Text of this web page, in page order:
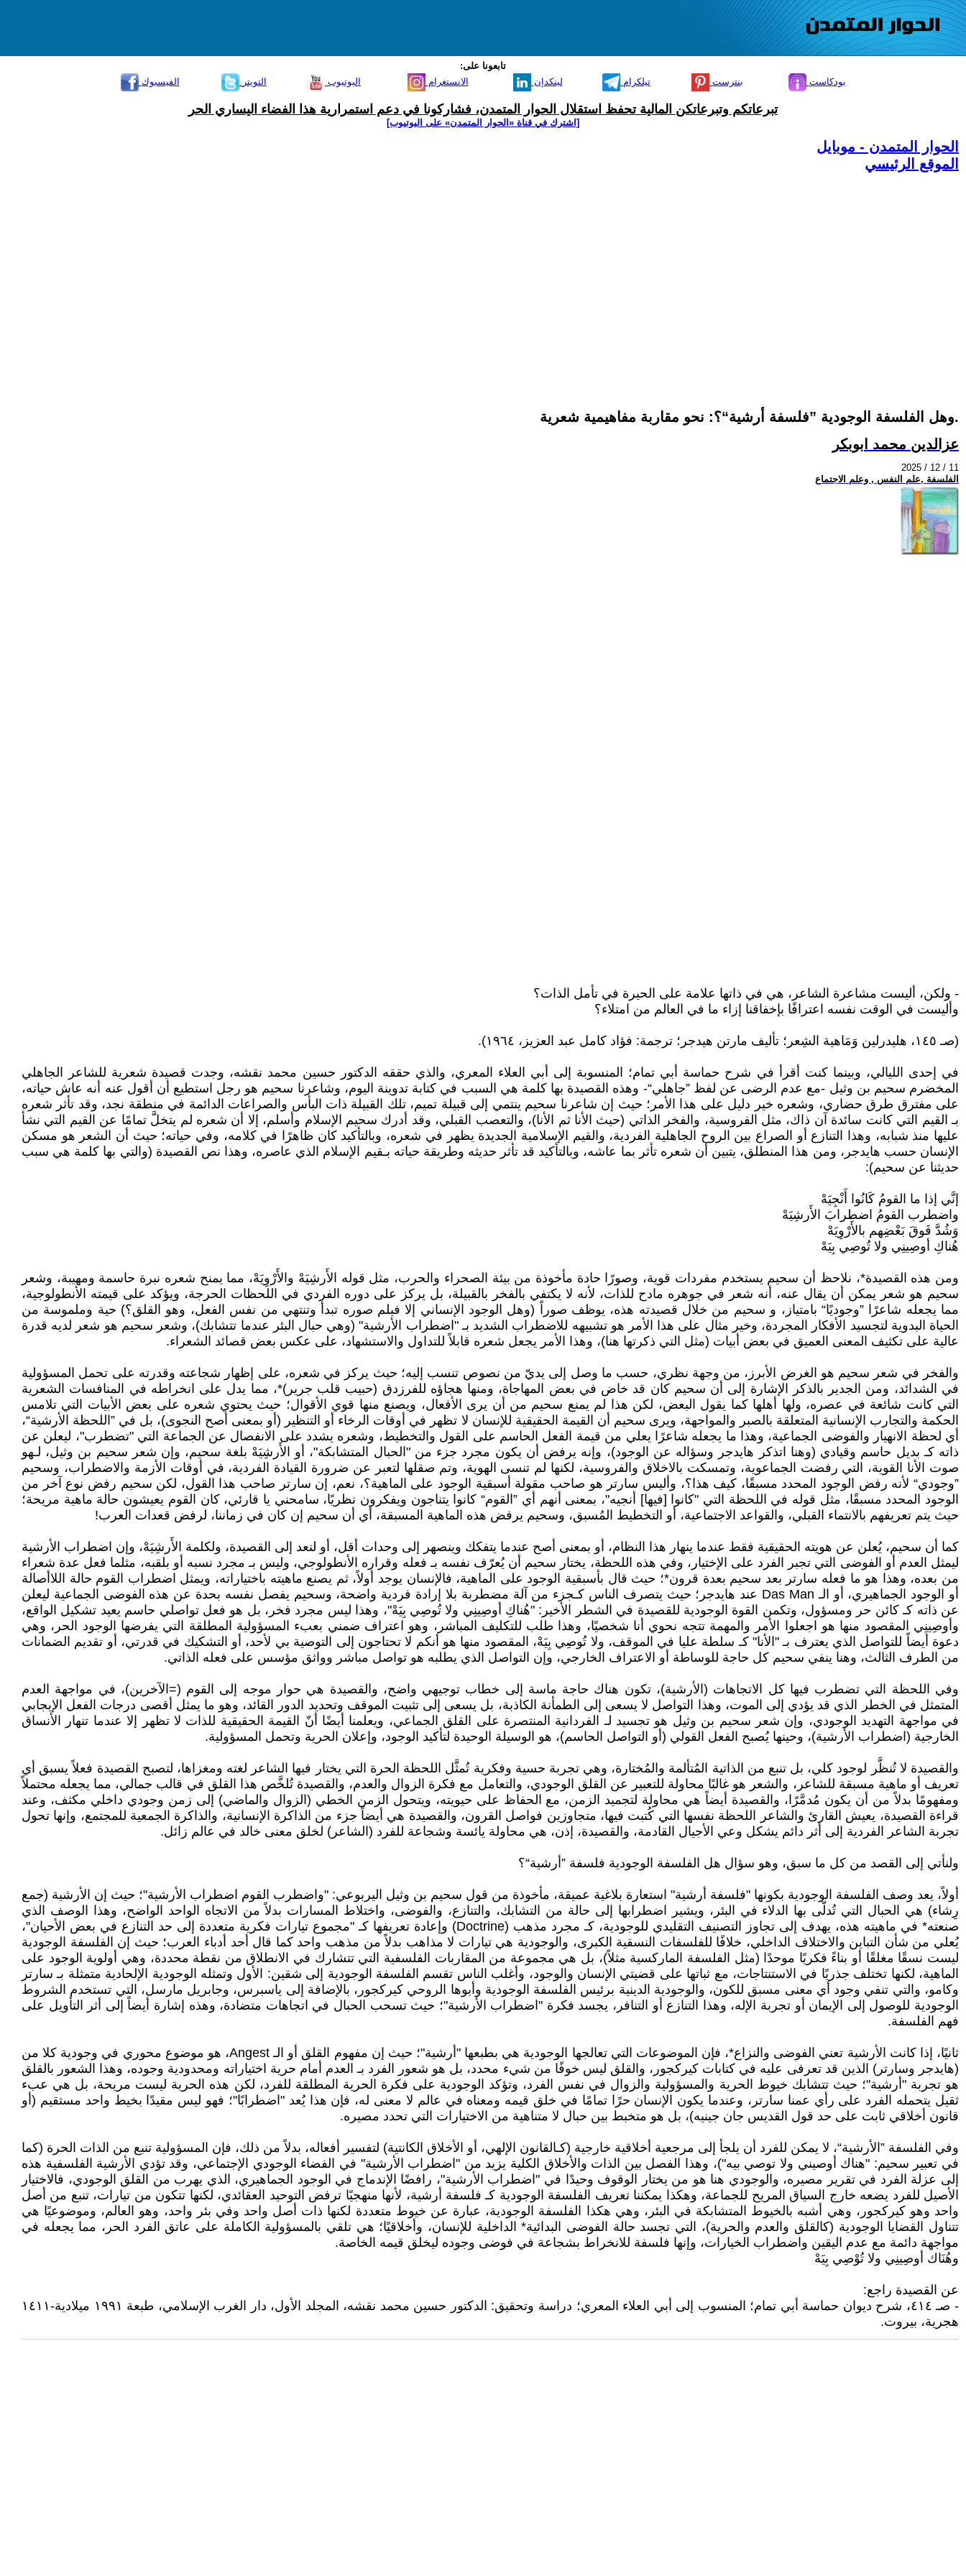
تابعونا على:
الفيسبوك
التويتر اليوتيوب الانستغرام لينكدإن تيلكرام بنترست بودكاست
تبرعاتكم وتبرعاتكن المالية تحفظ استقلال الحوار المتمدن، فشاركونا في دعم استمرارية هذا الفضاء اليساري الحر
[اشترك في قناة ‫«الحوار المتمدن» على اليوتيوب]
الحوار المتمدن - موبايل
الموقع الرئيسي
وهل الفلسفة الوجودية ”فلسفة أرشية“؟: نحو مقاربة مفاهيمية شعرية.
عزالدين محمد ابوبكر
2025 / 12 / 11
الفلسفة ,علم النفس , وعلم الاجتماع
- ولكن، أليست مشاعرة الشاعر، هي في ذاتها علامة على الحيرة في تأمل الذات؟
وأليست في الوقت نفسه اعترافًا بإخفاقنا إزاء ما في العالم من امتلاء؟
(صـ ١٤٥، هليدرلين وَمَاهية الشِعر؛ تأليف مارتن هيدجر؛ ترجمة: فؤاد كامل عبد العزيز، ١٩٦٤).
في إحدى الليالي، وبينما كنت أقرأ في شرح حماسة أبي تمام؛ المنسوبة إلى أبي العلاء المعري، والذي حققه الدكتور حسين محمد نقشه، وجدت قصيدة شعرية للشاعر الجاهلي
المخضرم سحيم بن وثيل -مع عدم الرضى عن لفظ ”جاهلي“- وهذه القصيدة بها كلمة هي السبب في كتابة تدوينة اليوم، وشاعرنا سحيم هو رجل استطيع أن أقول عنه أنه عاش حياته،
على مفترق طرق حضاري، وشعره خير دليل على هذا الأمر؛ حيث إن شاعرنا سحيم ينتمي إلى قبيلة تميم، تلك القبيلة ذات البأس والصراعات الدائمة في منطقة نجد، وقد تأثر شعره
بـ القيم التي كانت سائدة آن ذاك، مثل الفروسية، والفخر الذاتي (حيث الأنا ثم الأنا)، والتعصب القبلي، وقد أدرك سحيم الإسلام وأسلم، إلا أن شعره لم يتخلَّ تمامًا عن القيم التي نشأ
عليها منذ شبابه، وهذا التنازع أو الصراع بين الروح الجاهلية الفردية، والقيم الإسلامية الجديدة يظهر في شعره، وبالتأكيد كان ظاهرًا في كلامه، وفي حياته؛ حيث أن الشعر هو مسكن
الإنسان حسب هايدجر، ومن هذا المنطلق، يتبين أن شعره تأثر بما عاشه، وبالتأكيد قد تأثر حديثه وطريقة حياته بـقيم الإسلام الذي عاصره، وهذا نص القصيدة (والتي بها كلمة هي سبب
حديثنا عن سحيم):
إنَّي إذا ما القومُ كَانُوا أَنْجِيَهْ
واضطرب القومُ اضطرابَ الأَرشِيَهْ
وَشُدَّ فَوقَ بَعْضِهم بالأَرْوِيَهْ
هُناكِ أوصِينِي ولا تُوصِي بِيَهْ
ومن هذه القصيدة*، نلاحظ أن سحيم يستخدم مفردات قوية، وصورًا حادة مأخوذة من بيئة الصحراء والحرب، مثل قوله الأَرشِيَهْ والأَرْوِيَهْ، مما يمنح شعره نبرة حاسمة ومهيبة، وشعر
سحيم هو شعر يمكن أن يقال عنه، أنه شعر في جوهره مادح للذات، لأنه لا يكتفي بالفخر بالقبيلة، بل يركز على دوره الفردي في اللحظات الحرجة، ويؤكد على قيمته الأنطولوجية،
مما يجعله شاعرًا ”وجوديًا“ بامتياز، و سحيم من خلال قصيدته هذه، يوظف صوراً (وهل الوجود الإنساني إلا فيلم صوره تبدأ وتنتهي من نفس الفعل، وهو القلق؟) حية وملموسة من
الحياة البدوية لتجسيد الأفكار المجردة، وخير مثال على هذا الأمر هو تشبيهه للاضطراب الشديد بـ "اضطراب الأرشية" (وهي حبال البئر عندما تتشابك)، وشعر سحيم هو شعر لديه قدرة
عالية على تكثيف المعنى العميق في بعض أبيات (مثل التي ذكرتها هنا)، وهذا الأمر يجعل شعره قابلاً للتداول والاستشهاد، على عكس بعض قصائد الشعراء.
والفخر في شعر سحيم هو الغرض الأبرز، من وجهة نظري، حسب ما وصل إلى يديّ من نصوص تنسب إليه؛ حيث يركز في شعره، على إظهار شجاعته وقدرته على تحمل المسؤولية
في الشدائد، ومن الجدير بالذكر الإشارة إلى أن سحيم كان قد خاض في بعض المهاجاة، ومنها هجاؤه للفرزدق (حبيب قلب جرير)*، مما يدل على انخراطه في المنافسات الشعرية
التي كانت شائعة في عصره، ولها أهلها كما يقول البعض، لكن هذا لم يمنع سحيم من أن يرى الأفعال، ويصنع منها قوي الأقوال؛ حيث يحتوي شعره على بعض الأبيات التي تلامس
الحكمة والتجارب الإنسانية المتعلقة بالصبر والمواجهة، ويرى سحيم أن القيمة الحقيقية للإنسان لا تظهر في أوقات الرخاء أو التنظير (أو بمعنى أصح النجوى)، بل في ”اللحظة الأرشية“،
أي لحظة الانهيار والفوضى الجماعية، وهذا ما يجعله شاعرًا يعلي من قيمة الفعل الحاسم على القول والتخطيط، وشعره يشدد على الانفصال عن الجماعة التي "تضطرب"، ليعلن عن
ذاته كـ بديل حاسم وقيادي (وهنا اتذكر هايدجر وسؤاله عن الوجود)، وإنه يرفض أن يكون مجرد جزء من "الحبال المتشابكة"، أو الأَرشِيَهْ بلغة سحيم، وإن شعر سحيم بن وثيل، لـهو
صوت الأنا القوية، التي رفضت الجماعوية، وتمسكت بالاخلاق والفروسية، لكنها لم تنسى الهوية، وتم صقلها لتعبر عن ضرورة القيادة الفردية، في أوقات الأزمة والاضطراب، وسحيم
”وجودي“ لأنه رفض الوجود المحدد مسبقًا، كيف هذا؟، وأليس سارتر هو صاحب مقولة أسبقية الوجود على الماهية؟، نعم، إن سارتر صاحب هذا القول، لكن سحيم رفض نوع آخر من
الوجود المحدد مسبقًا، مثل قوله في اللحظة التي "كانوا [فيها] أنجيه"، بمعنى أنهم أي ”القوم“ كانوا يتناجون ويفكرون نظريًا، سامحني يا قارئي، كان القوم يعيشون حالة ماهية مريحة؛
حيث يتم تعريفهم بالانتماء القبلي، والقواعد الاجتماعية، أو التخطيط المُسبق، وسحيم يرفض هذه الماهية المسبقة، أي أن سحيم إن كان في زماننا، لرفض قعدات العرب!
كما أن سحيم، يُعلن عن هويته الحقيقية فقط عندما ينهار هذا النظام، أو بمعنى أصح عندما يتفكك وينصهر إلى وحدات أقل، أو لنعد إلى القصيدة، ولكلمة الأَرشِيَهْ، وإن اضطراب الأرشية
ليمثل العدم أو الفوضى التي تجبر الفرد على الإختيار، وفي هذه اللحظة، يختار سحيم أن يُعرّف نفسه بـ فعله وقراره الأنطولوجي، وليس بـ مجرد نسبه أو بلقبه، مثلما فعل عدة شعراء
من بعده، وهذا هو ما فعله سارتر بعد سحيم بعدة قرون*؛ حيث قال بأسبقية الوجود على الماهية، فالإنسان يوجد أولاً، ثم يصنع ماهيته باختياراته، ويمثل اضطراب القوم حالة اللاأصالة
أو الوجود الجماهيري، أو الـ Das Man عند هايدجر؛ حيث يتصرف الناس كـجزء من آلة مضطربة بلا إرادة فردية واضحة، وسحيم يفصل نفسه بحدة عن هذه الفوضى الجماعية ليعلن
عن ذاته كـ كائن حر ومسؤول، وتكمن القوة الوجودية للقصيدة في الشطر الأخير: "هُناكِ أوصِينِي ولا تُوصِي بِيَهْ"، وهذا ليس مجرد فخر، بل هو فعل تواصلي حاسم يعيد تشكيل الواقع،
وأوصِينِي المقصود منها هو اجعلوا الأمر والمهمة تتجه نحوي أنا شخصيًا، وهذا طلب للتكليف المباشر، وهو اعتراف ضمني بعبء المسؤولية المطلقة التي يفرضها الوجود الحر، وهي
دعوة أيضاً للتواصل الذي يعترف بـ "الأنا" كـ سلطة عليا في الموقف، ولا تُوصِي بِيَهْ، المقصود منها هو أنكم لا تحتاجون إلى التوصية بي لأحد، أو التشكيك في قدرتي، أو تقديم الضمانات
من الطرف الثالث، وهنا ينفي سحيم كل حاجة للوساطة أو الاعتراف الخارجي، وإن التواصل الذي يطلبه هو تواصل مباشر وواثق مؤسس على فعله الذاتي.
وفي اللحظة التي تضطرب فيها كل الاتجاهات (الأرشية)، تكون هناك حاجة ماسة إلى خطاب توجيهي واضح، والقصيدة هي حوار موجه إلى القوم (=الآخرين)، في مواجهة العدم
المتمثل في الخطر الذي قد يؤدي إلى الموت، وهذا التواصل لا يسعى إلى الطمأنة الكاذبة، بل يسعى إلى تثبيت الموقف وتحديد الدور القائد، وهو ما يمثل أقصى درجات الفعل الإيجابي
في مواجهة التهديد الوجودي، وإن شعر سحيم بن وثيل هو تجسيد لـ الفردانية المنتصرة على القلق الجماعي، ويعلمنا أيضًا أنّ القيمة الحقيقية للذات لا تظهر إلا عندما تنهار الأنساق
الخارجية (اضطراب الأرشية)، وحينها يُصبح الفعل القولي (أو التواصل الحاسم)، هو الوسيلة الوحيدة لتأكيد الوجود، وإعلان الحرية وتحمل المسؤولية.
والقصيدة لا تُنظَّر لوجود كلي، بل تنبع من الذاتية المُتألمة والمُختارة، وهي تجربة حسية وفكرية تُمثَّل اللحظة الحرة التي يختار فيها الشاعر لغته ومغزاها، لتصبح القصيدة فعلاً يسبق أي
تعريف أو ماهية مسبقة للشاعر، والشعر هو غالبًا محاولة للتعبير عن القلق الوجودي، والتعامل مع فكرة الزوال والعدم، والقصيدة تُلخَّص هذا القلق في قالب جمالي، مما يجعله محتملاً
ومفهومًا بدلاً من أن يكون مُدمَّرًا، والقصيدة أيضاً هي محاولة لتجميد الزمن، مع الحفاظ على حيويته، ويتحول الزمن الخطي (الزوال والماضي) إلى زمن وجودي داخلي مكثف، وعند
قراءة القصيدة، يعيش القارئ والشاعر اللحظة نفسها التي كُتبت فيها، متجاوزين فواصل القرون، والقصيدة هي أيضاً جزء من الذاكرة الإنسانية، والذاكرة الجمعية للمجتمع، وإنها تحول
تجربة الشاعر الفردية إلى أثر دائم يشكل وعي الأجيال القادمة، والقصيدة، إذن، هي محاولة يائسة وشجاعة للفرد (الشاعر) لخلق معنى خالد في عالم زائل.
ولنأتي إلى القصد من كل ما سبق، وهو سؤال هل الفلسفة الوجودية فلسفة ”أرشية“؟
أولاً، يعد وصف الفلسفة الوجودية بكونها "فلسفة أرشية" استعارة بلاغية عميقة، مأخوذة من قول سحيم بن وثيل اليربوعي: "واضطرب القوم اضطراب الأرشية"؛ حيث إن الأرشية (جمع
رِشاء) هي الحبال التي تُدلّى بها الدلاء في البئر، ويشير اضطرابها إلى حالة من التشابك، والتنازع، والفوضى، واختلاط المسارات بدلاً من الاتجاه الواحد الواضح، وهذا الوصف الذي
صنعته* في ماهيته هذه، يهدف إلى تجاوز التصنيف التقليدي للوجودية، كـ مجرد مذهب (Doctrine) وإعادة تعريفها كـ "مجموع تيارات فكرية متعددة إلى حد التنازع في بعض الأحيان"،
يُعلي من شأن التباين والاختلاف الداخلي، خلافًا للفلسفات النسقية الكبرى، والوجودية هي تيارات لا مذاهب بدلاً من مذهب واحد كما قال أحد أدباء العرب؛ حيث إن الفلسفة الوجودية
ليست نسقًا مغلقًا أو بناءً فكريًا موحدًا (مثل الفلسفة الماركسية مثلاً)، بل هي مجموعة من المقاربات الفلسفية التي تتشارك في الانطلاق من نقطة محددة، وهي أولوية الوجود على
الماهية، لكنها تختلف جذريًا في الاستنتاجات، مع ثباتها على قضيتي الإنسان والوجود، وأغلب الناس تقسم الفلسفة الوجودية إلى شقين: الأول وتمثله الوجودية الإلحادية متمثلة بـ سارتر
وكامو، والتي تنفي وجود أي معنى مسبق للكون، والوجودية الدينية برئيس الفلسفة الوجودية وأبوها الروحي كيركجور، بالإضافة إلى ياسبرس، وجابريل مارسل، التي تستخدم الشروط
الوجودية للوصول إلى الإيمان أو تجربة الإله، وهذا التنازع أو التنافر، يجسد فكرة "اضطراب الأرشية"؛ حيث تسحب الحبال في اتجاهات متضادة، وهذه إشارة أيضاً إلى أثر التأويل على
فهم الفلسفة.
ثانيًا، إذا كانت الأرشية تعني الفوضى والنزاع*، فإن الموضوعات التي تعالجها الوجودية هي بطبعها "أرشية"؛ حيث إن مفهوم القلق أو الـ Angest، هو موضوع محوري في وجودية كلا من
(هايدجر وسارتر) الذين قد تعرفى عليه في كتابات كيركجور، والقلق ليس خوفًا من شيء محدد، بل هو شعور الفرد بـ العدم أمام حرية اختياراته ومحدودية وجوده، وهذا الشعور بالقلق
هو تجربة "أرشية"؛ حيث تتشابك خيوط الحرية والمسؤولية والزوال في نفس الفرد، وتؤكد الوجودية على فكرة الحرية المطلقة للفرد، لكن هذه الحرية ليست مريحة، بل هي عبء
ثقيل يتحمله الفرد على رأي عمنا سارتر، وعندما يكون الإنسان حرًا تمامًا في خلق قيمه ومعناه في عالم لا معنى له، فإن هذا يُعد "اضطرابًا"؛ فهو ليس مقيدًا بخيط واحد مستقيم (أو
قانون أخلاقي ثابت على حد قول القديس جان جينيه)، بل هو متخبط بين حبال لا متناهية من الاختيارات التي تحدد مصيره.
وفي الفلسفة ”الأرشية“، لا يمكن للفرد أن يلجأ إلى مرجعية أخلاقية خارجية (كـالقانون الإلهي، أو الأخلاق الكانتية) لتفسير أفعاله، بدلاً من ذلك، فإن المسؤولية تنبع من الذات الحرة (كما
في تعبير سحيم: "هناك أوصيني ولا توصي بيه")، وهذا الفصل بين الذات والأخلاق الكلية يزيد من "اضطراب الأرشية" في الفضاء الوجودي الإجتماعي، وقد تؤدي الأرشية الفلسفية هذه
إلى عزلة الفرد في تقرير مصيره، والوجودي هنا هو من يختار الوقوف وحيدًا في "اضطراب الأرشية"، رافضًا الإندماج في الوجود الجماهيري، الذي يهرب من القلق الوجودي، فالاختيار
الأصيل للفرد يضعه خارج السياق المريح للجماعة، وهكذا يمكننا تعريف الفلسفة الوجودية كـ فلسفة أرشية، لأنها منهجيًا ترفض التوحيد العقائدي، لكنها تتكون من تيارات، تنبع من أصل
واحد وهو كيركجور، وهي أشبه بالخيوط المتشابكة في البئر، وهي هكذا الفلسفة الوجودية، عبارة عن خيوط متعددة لكنها ذات أصل واحد وفي بئر واحد، وهو العالم، وموضوعيًا هي
تتناول القضايا الوجودية (كالقلق والعدم والحرية)، التي تجسد حالة الفوضى البدائية* الداخلية للإنسان، وأخلاقيًا؛ هي تلقي بالمسؤولية الكاملة على عاتق الفرد الحر، مما يجعله في
مواجهة دائمة مع عدم اليقين واضطراب الخيارات، وإنها فلسفة للانخراط بشجاعة في فوضى وجوده ليخلق قيمه الخاصة.
وهُنَاك أوصِينِي ولا تُوْصِي بِيَهْ
عن القصيدة راجع:
- صـ ٤١٤، شرح ديوان حماسة أبي تمام؛ المنسوب إلى أبي العلاء المعري؛ دراسة وتحقيق: الدكتور حسين محمد نقشه، المجلد الأول، دار الغرب الإسلامي، طبعة ١٩٩١ ميلادية-١٤١١
هجرية، بيروت.